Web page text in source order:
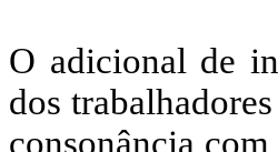
O adicional de
dos
consonância